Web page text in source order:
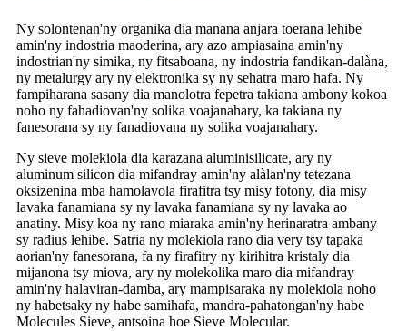
Ny solontenan'ny organika dia manana anjara toerana lehibe
amin'ny indostria maoderina, ary azo ampiasaina amin'ny
indostrian'ny simika, ny fitsaboana, ny indostria fandikan-dalàna,
ny metalurgy ary ny elektronika sy ny sehatra maro hafa. Ny
fampiharana sasany dia manolotra fepetra takiana ambony kokoa
noho ny fahadiovan'ny solika voajanahary, ka takiana ny
fanesorana sy ny fanadiovana ny solika voajanahary.
Ny sieve molekiola dia karazana aluminisilicate, ary ny
aluminum silicon dia mifandray amin'ny alàlan'ny tetezana
oksizenina mba hamolavola firafitra tsy misy fotony, dia misy
lavaka fanamiana sy ny lavaka fanamiana sy ny lavaka ao
anatiny. Misy koa ny rano miaraka amin'ny herinaratra ambany
sy radius lehibe. Satria ny molekiola rano dia very tsy tapaka
aorian'ny fanesorana, fa ny firafitry ny kirihitra kristaly dia
mijanona tsy miova, ary ny molekolika maro dia mifandray
amin'ny halaviran-damba, ary mampisaraka ny molekiola noho
ny habetsaky ny habe samihafa, mandra-pahatongan'ny habe
Molecules Sieve, antsoina hoe Sieve Molecular.